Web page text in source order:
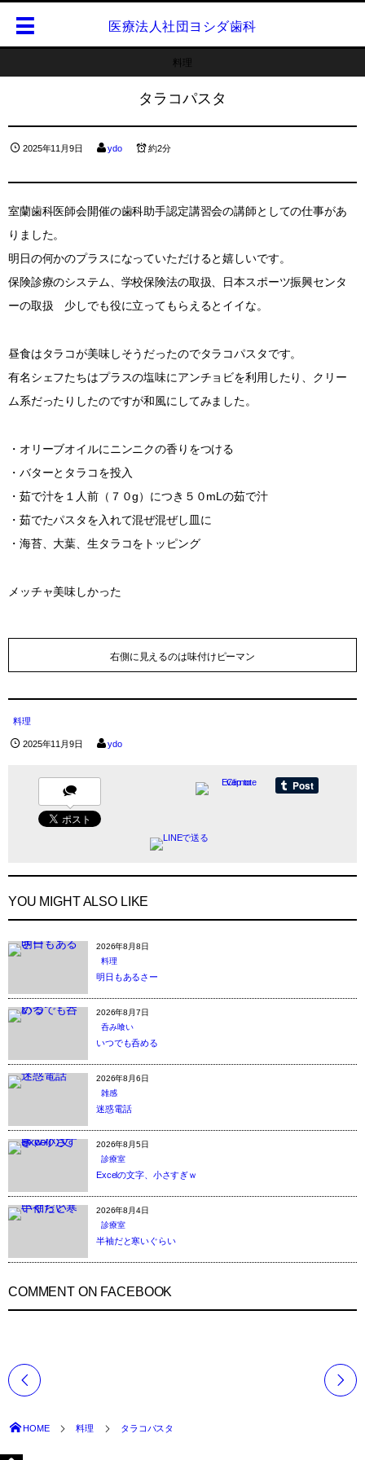
医療法人社団ヨシダ歯科
料理
タラコパスタ
2025年11月9日 ydo 約2分
室蘭歯科医師会開催の歯科助手認定講習会の講師としての仕事があ
りました。
明日の何かのプラスになっていただけると嬉しいです。
保険診療のシステム、学校保険法の取扱、日本スポーツ振興センタ
ーの取扱 少しでも役に立ってもらえるとイイな。
昼食はタラコが美味しそうだったのでタラコパスタです。
有名シェフたちはプラスの塩味にアンチョビを利用したり、クリー
ム系だったりしたのですが和風にしてみました。
・オリーブオイルにニンニクの香りをつける
・バターとタラコを投入
・茹で汁を１人前（７０g）につき５０mLの茹で汁
・茹でたパスタを入れて混ぜ混ぜし皿に
・海苔、大葉、生タラコをトッピング
メッチャ美味しかった
右側に見えるのは味付けピーマン
料理
2025年11月9日 ydo
YOU MIGHT ALSO LIKE
2026年8月8日
料理
明日もあるさー
2026年8月7日
呑み喰い
いつでも呑める
2026年8月6日
雑感
迷惑電話
2026年8月5日
診療室
Excelの文字、小さすぎｗ
2026年8月4日
診療室
半袖だと寒いぐらい
COMMENT ON FACEBOOK
HOME 料理 タラコパスタ